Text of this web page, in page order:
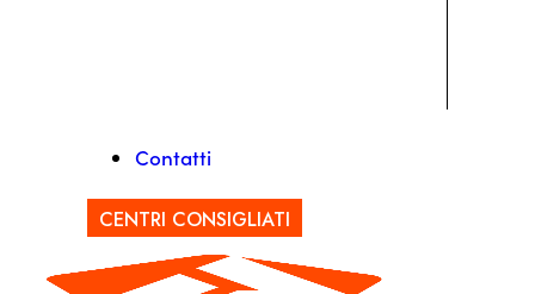
Contatti
CENTRI CONSIGLIATI